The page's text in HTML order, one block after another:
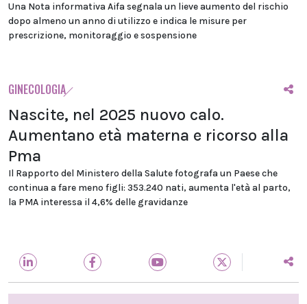
Una Nota informativa Aifa segnala un lieve aumento del rischio
dopo almeno un anno di utilizzo e indica le misure per
prescrizione, monitoraggio e sospensione
GINECOLOGIA
Nascite, nel 2025 nuovo calo.
Aumentano età materna e ricorso alla
Pma
Il Rapporto del Ministero della Salute fotografa un Paese che
continua a fare meno figli: 353.240 nati, aumenta l'età al parto,
la PMA interessa il 4,6% delle gravidanze